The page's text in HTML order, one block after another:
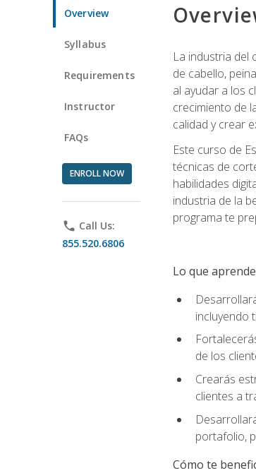
Overview
Syllabus
Requirements
Instructor
FAQs
ENROLL NOW
phone Call Us:
855.520.6806
La industria del
de cabello,
al ayudar a los
crecimiento de
calidad y crear
Este curso de
técnicas de
habilidades
industria de la
programa te
Lo que
incluyendo
de los
Crearás
clientes a
portafolio,
Cómo te